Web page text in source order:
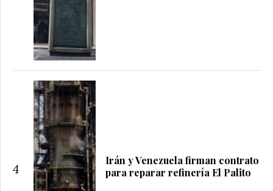
4
Irán y Venezuela firman contrato
para reparar refinería El Palito